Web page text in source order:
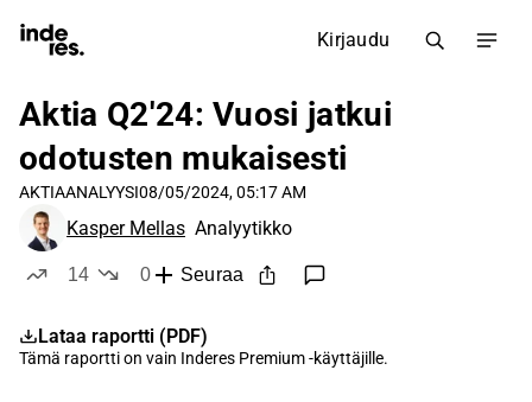
Kirjaudu
Aktia Q2'24: Vuosi jatkui
odotusten mukaisesti
AKTIAANALYYSI08/05/2024, 05:17 AM
Kasper Mellas Analyytikko
14
0
Seuraa
Lataa raportti (PDF)
Tämä raportti on vain Inderes Premium-käyttäjille.